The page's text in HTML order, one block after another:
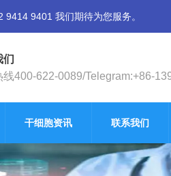
9401 我们期待为您服务。
们
线400-622-0089/Telegram:+86-
干细胞资讯 联系我们